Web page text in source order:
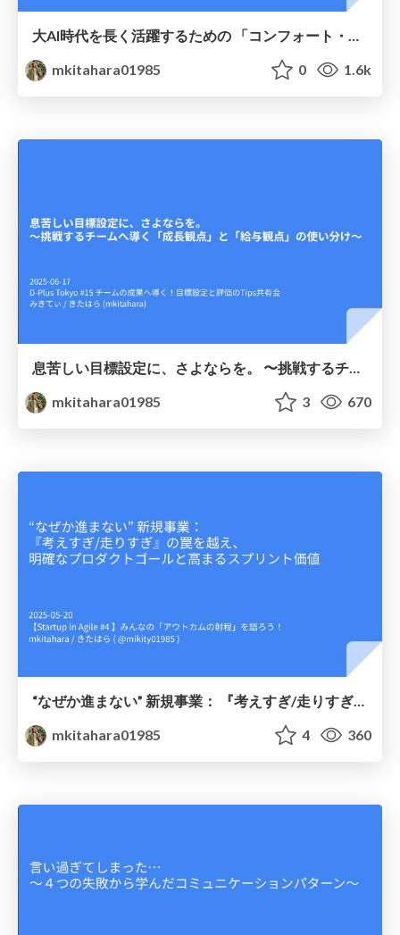
大AI時代を長く活躍するための 「コンフォート・ゾーン」の新解釈
mkitahara01985
0 1.6k
息苦しい目標設定に、さよならを。 〜挑戦するチームへ導く「成長観点」と「給与観点」の使い分け〜
mkitahara01985
3 670
mkitahara01985
4 360